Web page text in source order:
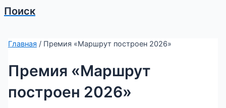
Поиск
Главная / Премия «Маршрут построен 2026»
Премия «Маршрут
построен 2026»